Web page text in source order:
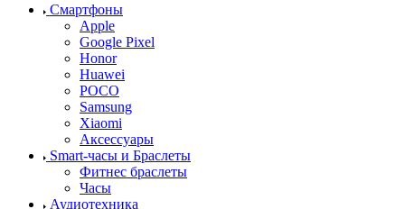
Смартфоны
Apple
Google Pixel
Honor
Huawei
POCO
Samsung
Xiaomi
Аксессуары
Smart-часы и Браслеты
Фитнес браслеты
Часы
Аудиотехника